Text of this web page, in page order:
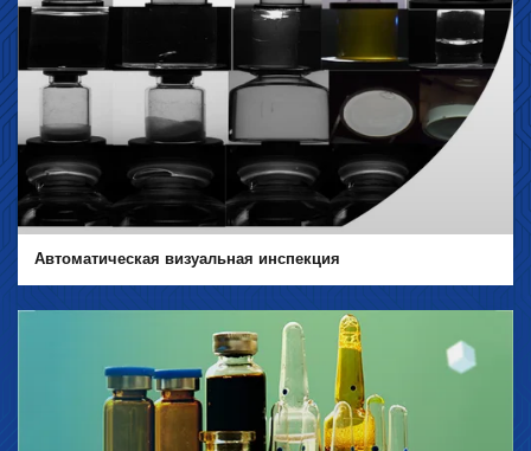
Автоматическая визуальная инспекция